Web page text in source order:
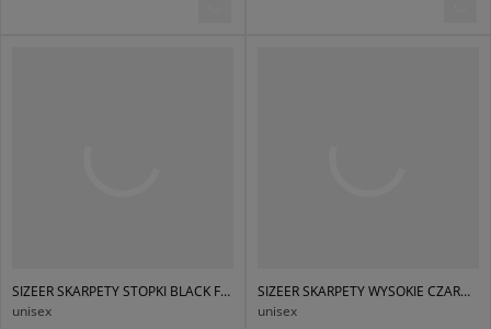
SIZEER SKARPETY STOPKI BLACK FOOTIES
unisex
SIZEER SKARPETY WYSOKIE CZARNE WYSOKIE
unisex